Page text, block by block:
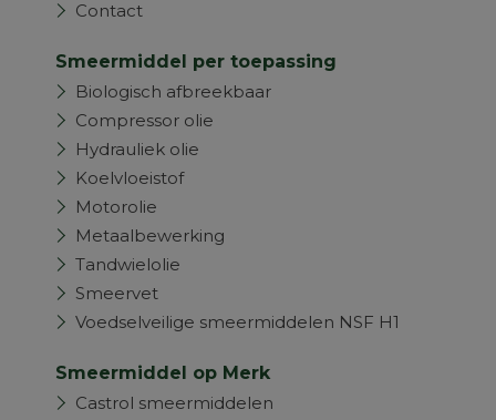
Contact
Smeermiddel per toepassing
Biologisch afbreekbaar
Compressor olie
Hydrauliek olie
Koelvloeistof
Motorolie
Metaalbewerking
Tandwielolie
Smeervet
Voedselveilige smeermiddelen NSF H1
Smeermiddel op Merk
Castrol smeermiddelen